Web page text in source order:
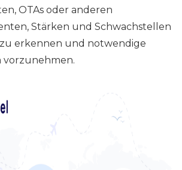
OTAs oder anderen
Stärken und Schwachstellen
erkennen und notwendige
vorzunehmen.